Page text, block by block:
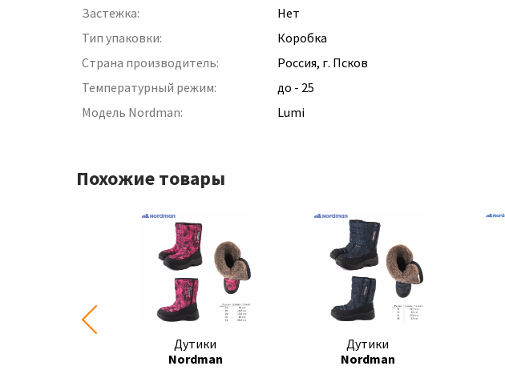
Застежка:
Нет
Тип упаковки:
Коробка
Страна производитель:
Россия, г. Псков
Температурный режим:
до - 25
Модель Nordman:
Lumi
Похожие товары
Дутики
Nordman
Дутики
Nordman